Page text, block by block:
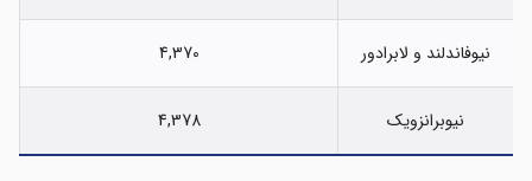
نیوفاندلند و لابرادور 4,370
نیوبرانزویک 4,378